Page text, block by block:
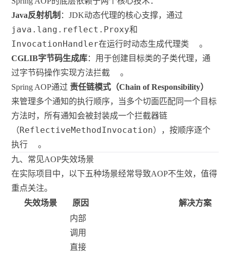
Java反射机制 ：JDK动态代理的核心支撑，通过
java.lang.reflect.Proxy和
InvocationHandler在运行时动态生成代理类
。
CGLIB字节码生成库：用于创建目标类的子类代理，通
过字节码操作实现方法拦截
。
Spring AOP通过 责任链模式（Chain of Responsibility）
来管理多个通知的执行顺序，当多个切面匹配同一个目标
方法时，所有通知会被封装成一个拦截器链
（ReflectiveMethodInvocation），按顺序逐个
执行
。
九、常见AOP失效场景
在实际项目中，以下五种场景经常导致AOP不生效，值得
重点关注。
失效场景
原因 解决方案
内部
调用
直接